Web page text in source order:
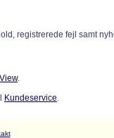
registrerede fejl samt
.
Kundeservice.